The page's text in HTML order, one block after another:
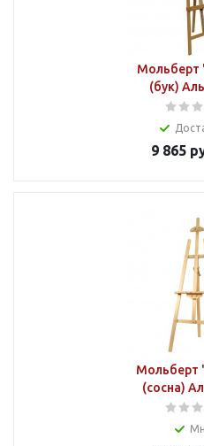
(бук)
9 865
(сосна)